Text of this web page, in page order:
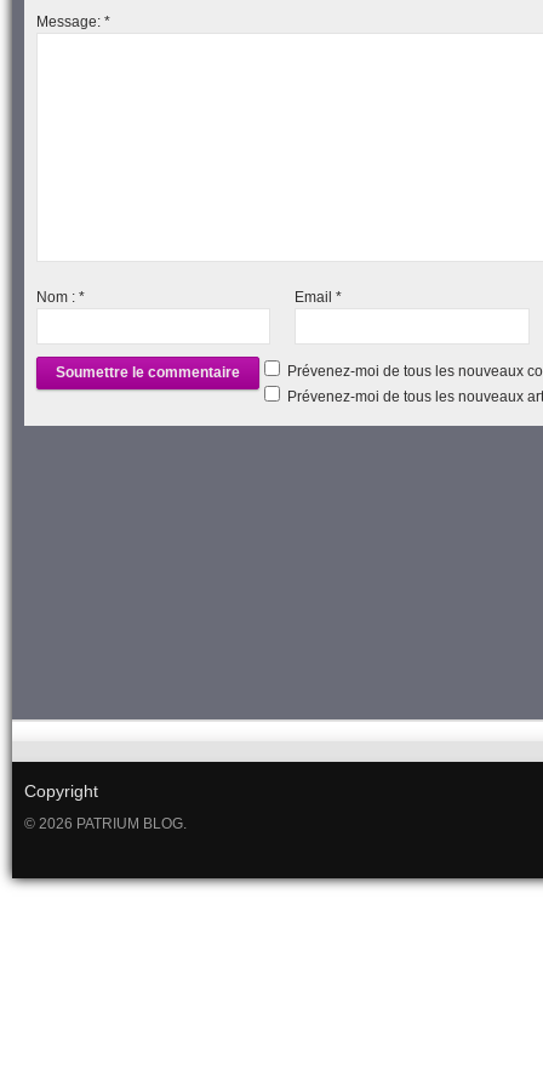
Message: *
Nom : * Email*
Prévenez-moi de tous les nouveaux
Prévenez-moi de tous les nouveaux
Copyright
© 2026 PATRIUM BLOG.